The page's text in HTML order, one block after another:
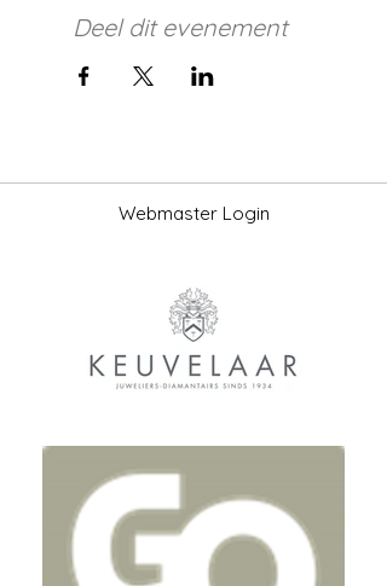
Deel dit evenement
Webmaster Login